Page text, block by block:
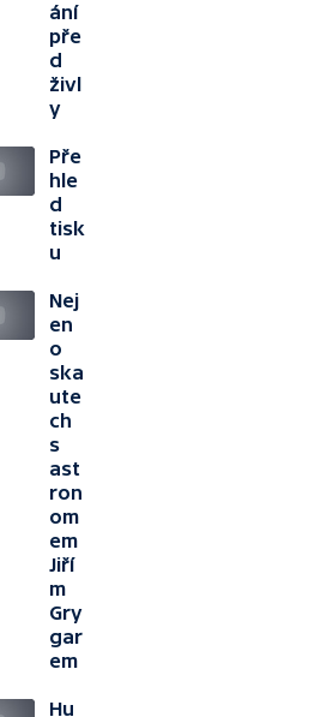
ání
pře
d
živl
y
Pře
hle
d
tisk
u
Nej
en
o
ska
ute
ch
s
ast
ron
om
em
Jiří
m
Gry
gar
em
Hu